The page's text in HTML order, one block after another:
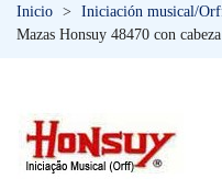
Inicio > Iniciación musical/
Mazas Honsuy 48470 con